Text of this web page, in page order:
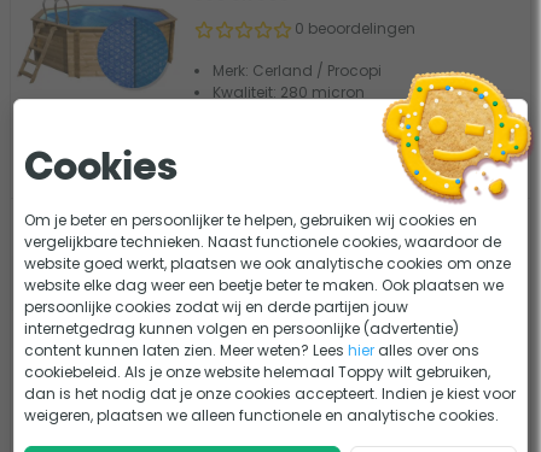
0 beoordelingen
Merk: Cerland / Procopi
Kwaliteit: 280 micron
Vergelijk
Zomerzeil voor Cerland / Procopi
Octo +510
0 beoordelingen
Merk: Cerland / Procopi
Kwaliteit: 280 micron
149,-
Cookies
Om je beter en persoonlijker te helpen, gebruiken wij cookies en
vergelijkbare technieken. Naast functionele cookies, waardoor de
website goed werkt, plaatsen we ook analytische cookies om onze
website elke dag weer een beetje beter te maken. Ook plaatsen we
persoonlijke cookies zodat wij en derde partijen jouw
internetgedrag kunnen volgen en persoonlijke (advertentie)
content kunnen laten zien. Meer weten? Leeshier alles over ons
cookiebeleid. Als je onze website helemaal Toppy wilt gebruiken,
dan is het nodig dat je onze cookies accepteert. Indien je kiest voor
weigeren, plaatsen we alleen functionele en analytische cookies.